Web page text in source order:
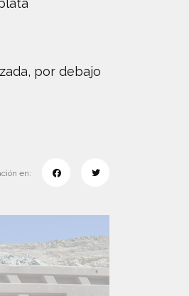
por debajo
en: